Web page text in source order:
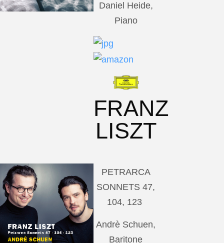
Daniel Heide,
Piano
FRANZ
LISZT
PETRARCA
SONNETS 47,
104, 123
Andrè Schuen,
Baritone